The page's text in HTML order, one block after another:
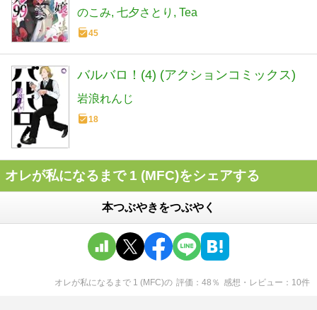
COMICS)
のこみ 七夕さとり Tea
45
バルバロ！(4) (アクションコミックス)
岩浪れんじ
18
オレが私になるまで 1 (MFC)をシェアする
本つぶやきをつぶやく
オレが私になるまで 1 (MFC)の 評価 48 ％ 感想・レビュー 10件